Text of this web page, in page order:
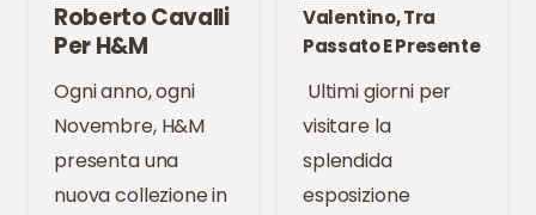
Roberto Cavalli
Per H&M
Ogni anno, ogni
Novembre, H&M
presenta una
nuova collezione in
Valentino, Tra
Passato E Presente
Ultimi giorni per
visitare la
splendida
esposizione